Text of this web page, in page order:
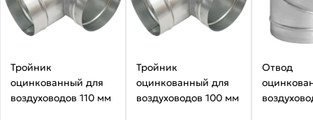
Тройник
оцинкованный для
воздуховодов 110 мм
Тройник
оцинкованный для
воздуховодов 100 мм
Отвод